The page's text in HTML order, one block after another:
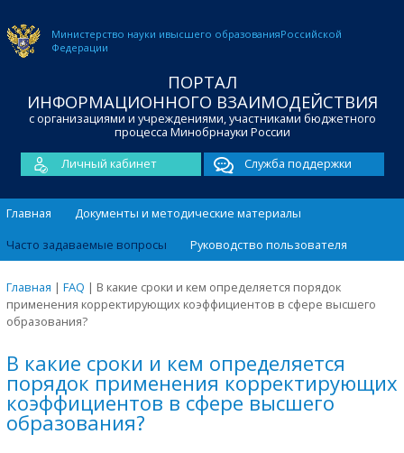
Министерство науки ивысшего образованияРоссийской
Федерации
ПОРТАЛ
ИНФОРМАЦИОННОГО ВЗАИМОДЕЙСТВИЯ
с организациями и учреждениями, участниками бюджетного
процесса Минобрнауки России
Личный кабинет
Служба поддержки
Главная
Документы и методические материалы
Часто задаваемые вопросы
Руководство пользователя
Главная | FAQ | В какие сроки и кем определяется порядок
применения корректирующих коэффициентов в сфере высшего
образования?
В какие сроки и кем определяется
порядок применения корректирующих
коэффициентов в сфере высшего
образования?